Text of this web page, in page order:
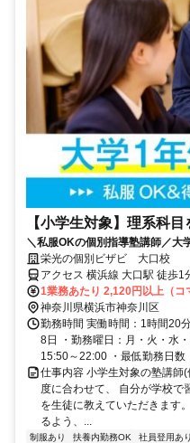
【小学生対象】理系科
＼私服OKの個別指導塾講師／
別指導／週1日・80分～OK♪大学
栄光の個別ビザビ 大口校
アクセス 横浜線 大口駅 徒歩1
1業務あたり 2,120円以上（コ
神奈川県横浜市神奈川区
勤務時間 実働時間：1時間20
8日 ・勤務曜日：月・火・水
15:50～22:00 ・最低勤務日数
仕事内容 小学生対象の塾講師
度に合わせて、 自分が学校で
を生徒に教えていただきます
るよう、...
制服あり 扶養内勤務OK 社員登用あり